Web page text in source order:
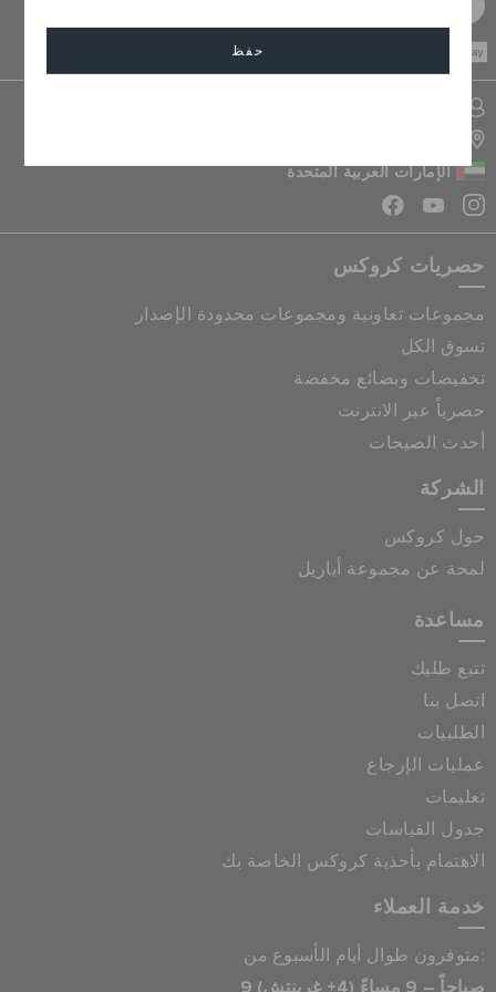
حفظ
الإمارات العربية المتحدة
حصريات كروكس
مجموعات تعاونية ومجموعات محدودة الإصدار
تسوق الكل
تخفيضات وبضائع مخفضة
حصرياً عبر الانترنت
أحدث الصيحات
الشركة
حول كروكس
لمحة عن مجموعة أباريل
مساعدة
تتبع طلبك
اتصل بنا
الطلبيات
عمليات الإرجاع
تعليمات
جدول القياسات
الاهتمام بأحذية كروكس الخاصة بك
خدمة العملاء
متوفرون طوال أيام الأسبوع من: